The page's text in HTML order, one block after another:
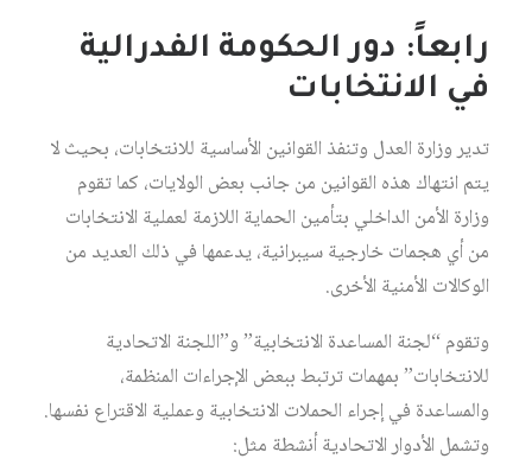
رابعاً: دور الحكومة الفدرالية
في الانتخابات
تدير وزارة العدل وتنفذ القوانين الأساسية للانتخابات، بحيث لا
يتم انتهاك هذه القوانين من جانب بعض الولايات، كما تقوم
وزارة الأمن الداخلي بتأمين الحماية اللازمة لعملية الانتخابات
من أي هجمات خارجية سيبرانية، يدعمها في ذلك العديد من
الوكالات الأمنية الأخرى.
وتقوم “لجنة المساعدة الانتخابية” و”اللجنة الاتحادية
للانتخابات” بمهمات ترتبط ببعض الإجراءات المنظمة،
والمساعدة في إجراء الحملات الانتخابية وعملية الاقتراع نفسها.
وتشمل الأدوار الاتحادية أنشطة مثل: